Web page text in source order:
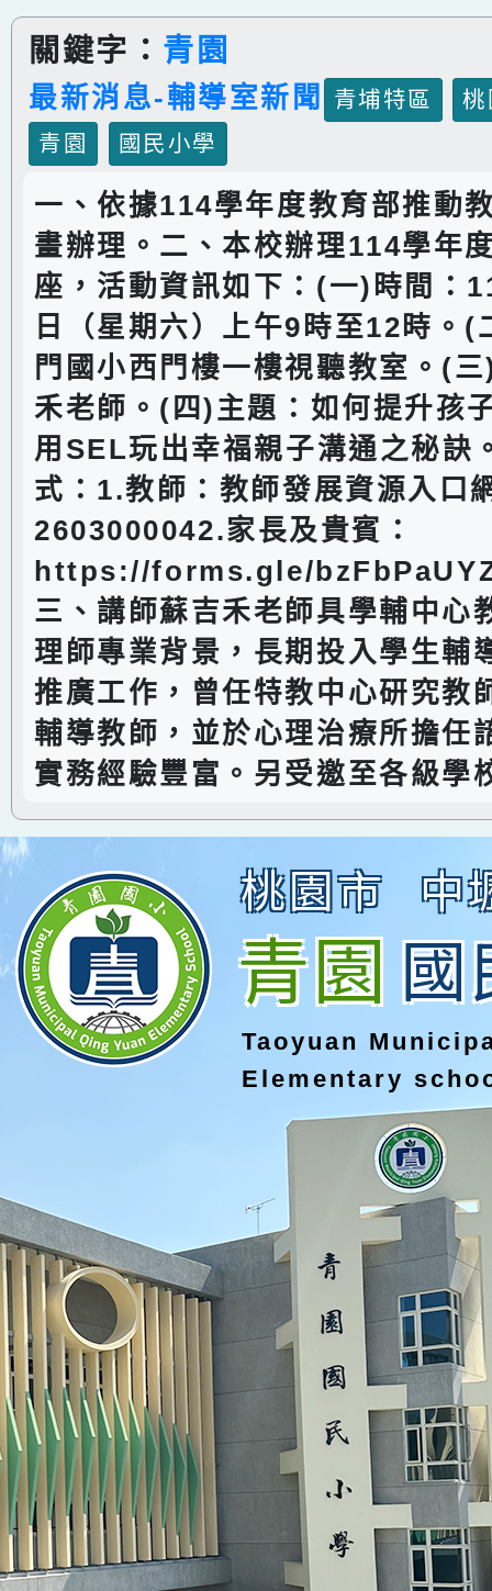
關鍵字： 青園
最新消息-輔導室新聞 青埔特區
青園
國民小學
一、依據114學年度教育部推動
畫辦理。二、本校辦理114學年
座，活動資訊如下：(一)時間：
日（星期六）上午9時至12時。(
門國小西門樓一樓視聽教室。(
禾老師。(四)主題：如何提升孩
用SEL玩出幸福親子溝通之秘訣
式：1.教師：教師發展資源入口
2603000042.家長及貴賓：
https://forms.gle/
三、講師蘇吉禾老師具學輔中心
理師專業背景，長期投入學生輔
推廣工作，曾任特教中心研究教
輔導教師，並於心理治療所擔任
實務經驗豐富。另受邀至各級學
桃園市 中
青園國
Taoyuan
Elementary